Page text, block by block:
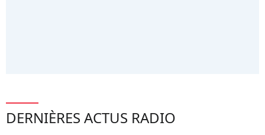
DERNIÈRES ACTUS RADIO